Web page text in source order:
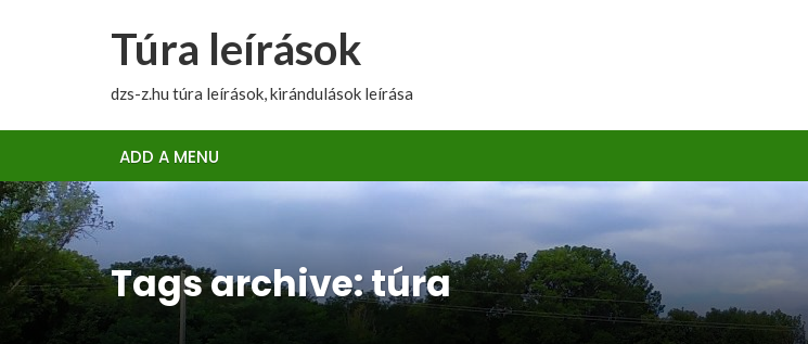
Túra leírások
dzs-z.hu túra leírások, kirándulások leírása
ADD A MENU
Tags archive: túra